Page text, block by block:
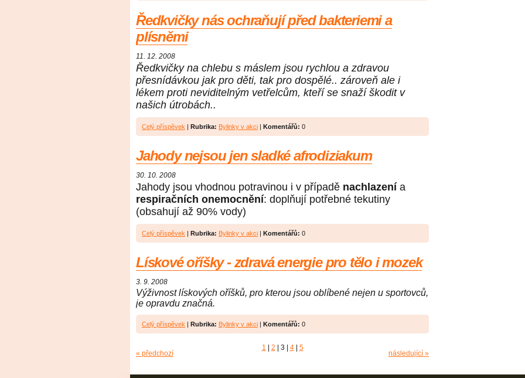
Ředkvičky nás ochraňují před bakteriemi a
plísněmi
11. 12. 2008
Ředkvičky na chlebu s máslem jsou rychlou a zdravou
přesnídávkou jak pro děti, tak pro dospělé.. zároveň ale i
lékem proti neviditelným vetřelcům, kteří se snaží škodit v
našich útrobách..
Celý příspěvek | Rubrika: Bylinky v akci | Komentářů: 0
Jahody nejsou jen sladké afrodiziakum
30. 10. 2008
Jahody jsou vhodnou potravinou i v případě nachlazení a
respiračních onemocnění: doplňují potřebné tekutiny
(obsahují až 90% vody)
Celý příspěvek | Rubrika: Bylinky v akci | Komentářů: 0
Lískové oříšky - zdravá energie pro tělo i mozek
3. 9. 2008
Výživnost lískových oříšků, pro kterou jsou oblíbené nejen u sportovců,
je opravdu značná.
Celý příspěvek | Rubrika: Bylinky v akci | Komentářů: 0
« předchozí
1 2 3 4 5
následující »